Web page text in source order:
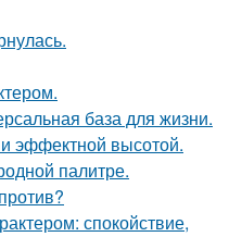
база для жизни.
эффектной высотой.
палитре.
спокойствие,